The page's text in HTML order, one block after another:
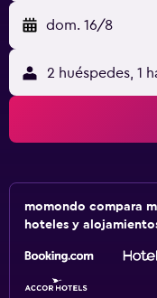
dom. 16/8
2 huéspedes, 1
momondo compara
hoteles y